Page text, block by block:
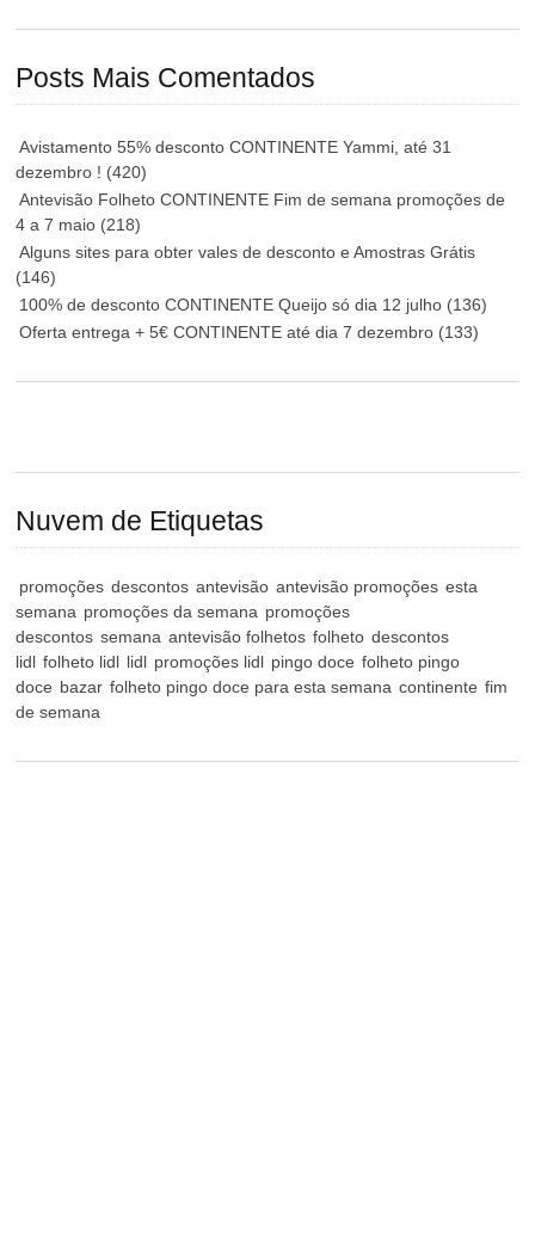
Posts Mais Comentados
Avistamento 55% desconto CONTINENTE Yammi, até 31
dezembro ! (420)
Antevisão Folheto CONTINENTE Fim de semana promoções de
4 a 7 maio (218)
Alguns sites para obter vales de desconto e Amostras Grátis
(146)
100% de desconto CONTINENTE Queijo só dia 12 julho (136)
Oferta entrega + 5€ CONTINENTE até dia 7 dezembro (133)
Nuvem de Etiquetas
promoções descontos antevisão antevisão promoções esta
semana promoções da semana promoções
descontos semana antevisão folhetos folheto descontos
lidl folheto lidl lidl promoções lidl pingo doce folheto pingo
doce bazar folheto pingo doce para esta semana continente fim
de semana